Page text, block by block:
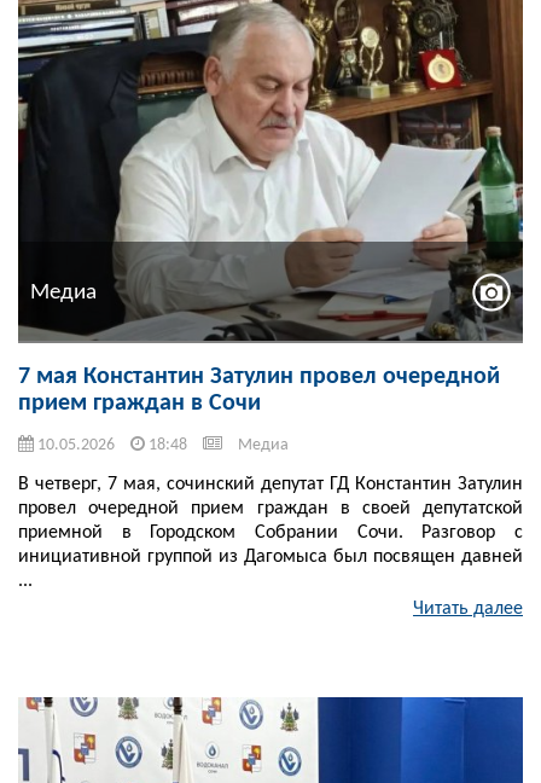
Медиа
7 мая Константин Затулин провел очередной
прием граждан в Сочи
10.05.2026 18:48 Медиа
В четверг, 7 мая, сочинский депутат ГД Константин Затулин
провел очередной прием граждан в своей депутатской
приемной в Городском Собрании Сочи. Разговор с
инициативной группой из Дагомыса был посвящен давней
...
Читать далее